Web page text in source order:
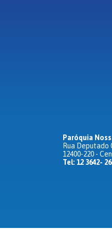
Paróquia
Rua Deputado
12400-220 -
Tel: 12 3642-